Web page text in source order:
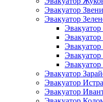
Эвакуатор
Эвакуатор
Эвакуатор
Эвакуатор Истра
Эвакуатор